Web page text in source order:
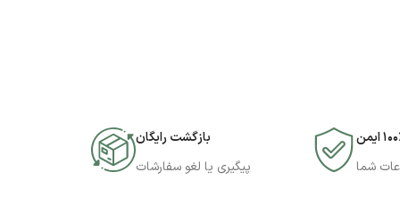
ایمن
شما
بازگشت رایگان
پیگیری یا لغو سفارشات